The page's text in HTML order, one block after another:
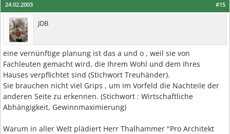
#15
24.02.2003
JDB
eine vernünftige planung ist das a und o , weil sie von
Fachleuten gemacht wird, die Ihrem Wohl und dem Ihres
Hauses verpflichtet sind (Stichwort Treuhänder).
Sie brauchen nicht viel Grips , um im Vorfeld die Nachteile der
anderen Seite zu erkennen. (Stichwort : Wirtschaftliche
Abhängigkeit, Gewinnmaximierung)
Warum in aller Welt plädiert Herr Thalhammer "Pro Architekt